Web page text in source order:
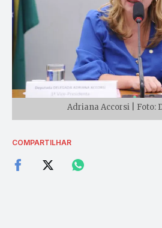
Adriana Accorsi | Foto:
COMPARTILHAR